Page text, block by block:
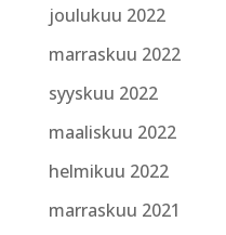
joulukuu 2022
marraskuu 2022
syyskuu 2022
maaliskuu 2022
helmikuu 2022
marraskuu 2021